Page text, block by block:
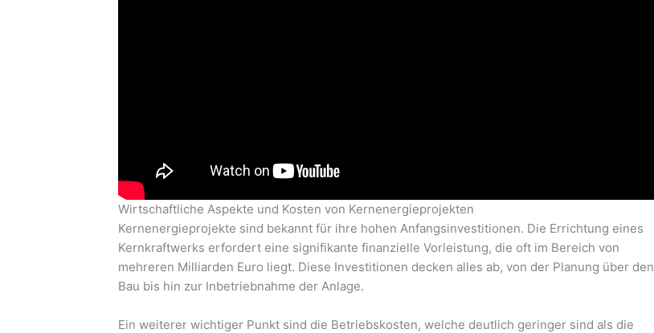
Wirtschaftliche Aspekte und Kosten von Kernenergieprojekten
Kernenergieprojekte sind bekannt für ihre hohen Anfangsinvestitionen. Die Errichtung eines
Kernkraftwerks erfordert eine signifikante finanzielle Vorleistung, die oft im Bereich von
mehreren Milliarden Euro liegt. Diese Investitionen decken alles ab, von der Planung über den
Bau bis hin zur Inbetriebnahme der Anlage.
Ein weiterer wichtiger Punkt sind die Betriebskosten, welche deutlich geringer sind als die